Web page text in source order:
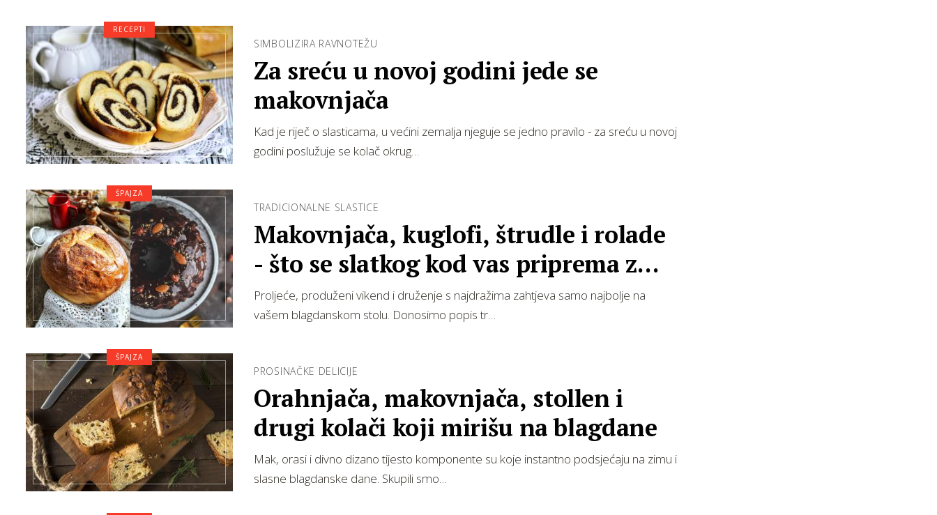
SIMBOLIZIRA RAVNOTEŽU
Za sreću u novoj godini jede se
makovnjača
Kad je riječ o slasticama, u većini zemalja njeguje se jedno pravilo - za sreću u novoj
godini poslužuje se kolač okrug…
RECEPTI
TRADICIONALNE SLASTICE
Makovnjača, kuglofi, štrudle i rolade
- što se slatkog kod vas priprema za
Uskr…
Proljeće, produženi vikend i druženje s najdražima zahtjeva samo najbolje na
vašem blagdanskom stolu. Donosimo popis tr…
ŠPAJZA
PROSINAČKE DELICIJE
Orahnjača, makovnjača, stollen i
drugi kolači koji mirišu na blagdane
Mak, orasi i divno dizano tijesto komponente su koje instantno podsjećaju na zimu i
slasne blagdanske dane. Skupili smo…
ŠPAJZA